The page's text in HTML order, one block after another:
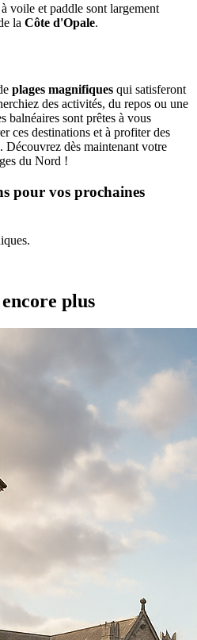
voile et paddle sont largement
la Côte d'Opale.
plages magnifiques qui satisferont
des activités, du repos ou une
balnéaires sont prêtes à vous
ces destinations et à profiter des
. Découvrez dès maintenant votre
du Nord !
pour vos prochaines
plus